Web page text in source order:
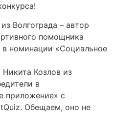
Волгограда – автор
помощника
номинации «Социальное
Козлов из
в
приложение» с
Обещаем, оно не